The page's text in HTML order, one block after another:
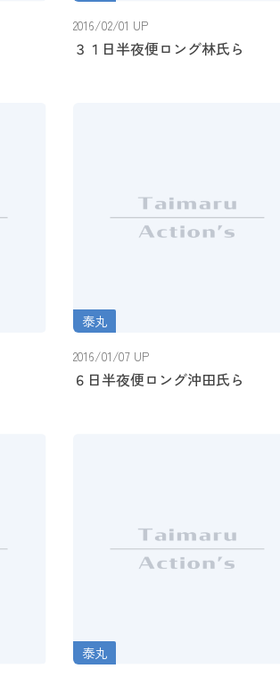
2016/02/01 UP
３１日半夜便ロング林氏ら
泰丸
2016/01/07 UP
６日半夜便ロング沖田氏ら
泰丸